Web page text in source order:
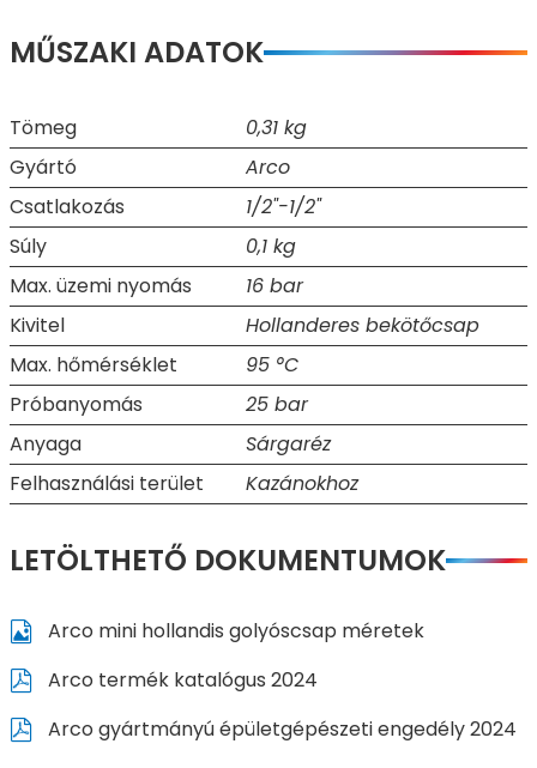
MŰSZAKI ADATOK
Tömeg
0,31 kg
Gyártó
Arco
Csatlakozás
1/2"-1/2"
Súly
0,1 kg
Max. üzemi nyomás
16 bar
Kivitel
Hollanderes bekötőcsap
Max. hőmérséklet
95 °C
Próbanyomás
25 bar
Anyaga
Sárgaréz
Felhasználási terület
Kazánokhoz
LETÖLTHETŐ DOKUMENTUMOK
Arco mini hollandis golyóscsap méretek
Arco termék katalógus 2024
Arco gyártmányú épületgépészeti engedély 2024